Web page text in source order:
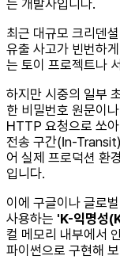
는 개발자입니다.
최근 대규모 크리덴
유출 사고가 빈번하
는 토이 프로젝트나
하지만 시중의 일부
한 비밀번호 원문이
HTTP 요청으로 쏘
전송 구간(In-
어 실제 프로덕션 환
입니다.
이에 구글이나 글로
사용하는 'K-익명성
컬 메모리 내부에서
파이썬으로 구현해